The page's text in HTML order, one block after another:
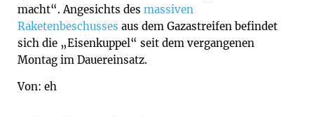
macht“. Angesichts des massiven
Raketenbeschusses aus dem Gazastreifen befindet
sich die „Eisenkuppel“ seit dem vergangenen
Montag im Dauereinsatz.
Von: eh